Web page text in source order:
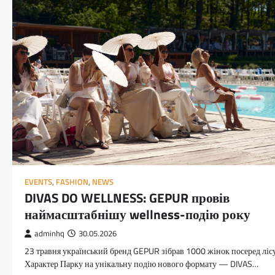
EVENTS, FASHION, NEWS
DIVAS DO WELLNESS: GEPUR провів
наймасштабнішу wellness-подію року
adminhq 30.05.2026
23 травня український бренд GEPUR зібрав 1000 жінок посеред
Характер Парку на унікальну подію нового формату — DIVAS…